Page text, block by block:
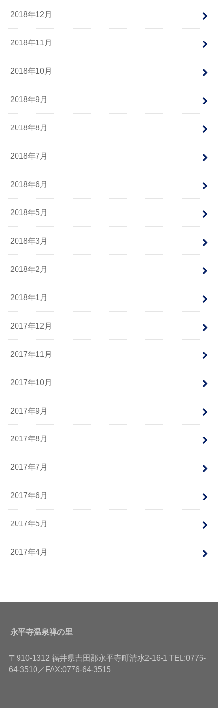
2018年12月
2018年11月
2018年10月
2018年9月
2018年8月
2018年7月
2018年6月
2018年5月
2018年3月
2018年2月
2018年1月
2017年12月
2017年11月
2017年10月
2017年9月
2017年8月
2017年7月
2017年6月
2017年5月
2017年4月
永平寺温泉禅の里
〒910-1312 福井県吉田郡永平寺町清水2-16-1 TEL:0776-
64-3510／FAX:0776-64-3515